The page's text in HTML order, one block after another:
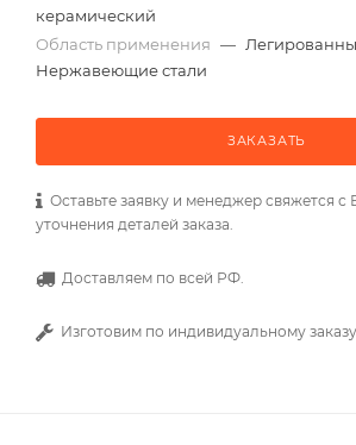
керамический
Область применения —
Нержавеющие стали
ЗАКАЗАТЬ
Оставьте заявку и менеджер свяжется с
уточнения деталей заказа.
Доставляем по всей РФ.
Изготовим по индивидуальному заказу.